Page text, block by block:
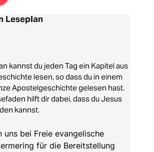
Leseplan
kannst du jeden Tag ein Kapitel aus
lesen, so dass du in einem
Apostelgeschichte gelesen hast.
hilft dir dabei, dass du Jesus
kannst.
uns bei Freie evangelische
für die Bereitstellung